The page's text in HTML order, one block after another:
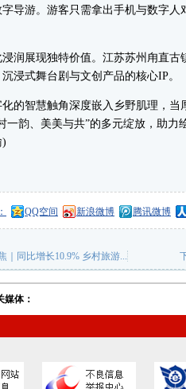
字导游。游客只需拿出手机与数字
展现独特价值。江苏苏州甪直古
浸式舞台剧与文创产品的核心IP。
智慧触角深度嵌入乡野肌理，当
一韵、美美与共”的多元绽放，助力
)
QQ空间 新浪微博 腾讯微博
｜同比增长10.9% 乡村旅游...
媒体：